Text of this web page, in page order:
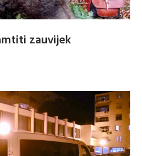
zauvijek